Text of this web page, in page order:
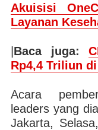
Akuisisi
Layanan
Baca juga:
Rp4,4 Triliun
Acara
leaders yang
Jakarta,